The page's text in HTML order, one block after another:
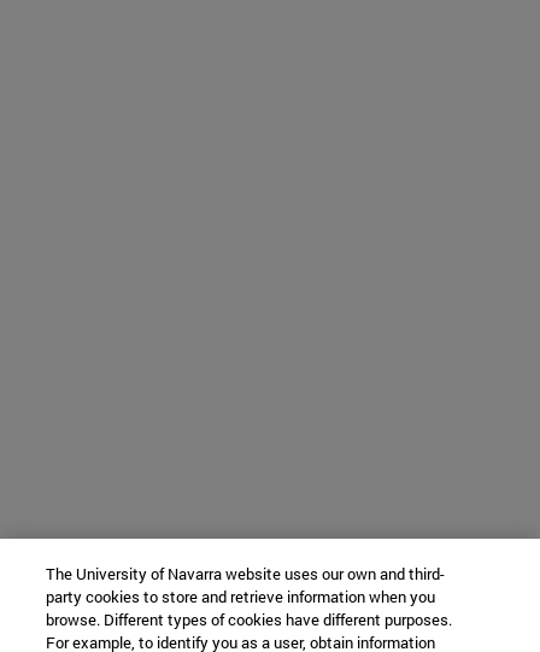
The University of Navarra website uses our own and third-
party cookies to store and retrieve information when you
browse. Different types of cookies have different purposes.
For example, to identify you as a user, obtain information